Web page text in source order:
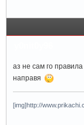
аз не сам го
направя
[img]http://